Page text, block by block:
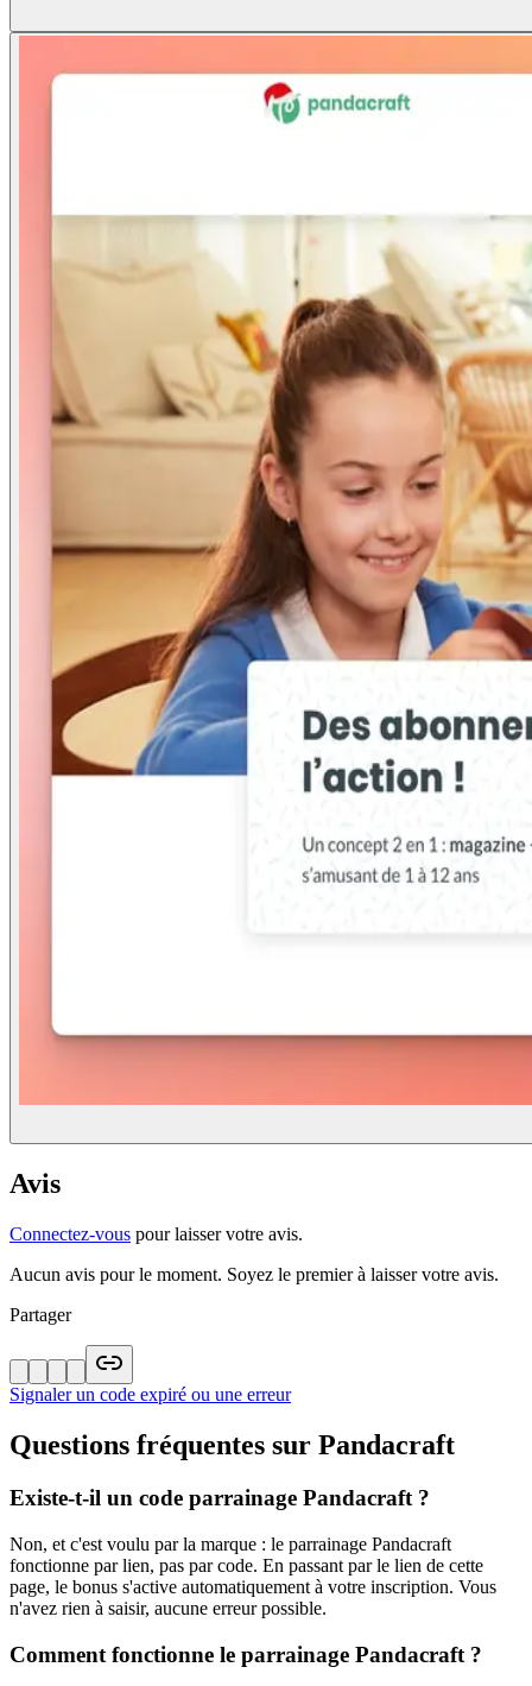
Avis
Connectez-vous pour laisser votre avis.
Aucun avis pour le moment. Soyez le premier à laisser votre avis.
Partager
Signaler un code expiré ou une erreur
Questions fréquentes sur Pandacraft
Existe-t-il un code parrainage Pandacraft ?
Non, et c'est voulu par la marque : le parrainage Pandacraft
fonctionne par lien, pas par code. En passant par le lien de cette
page, le bonus s'active automatiquement à votre inscription. Vous
n'avez rien à saisir, aucune erreur possible.
Comment fonctionne le parrainage Pandacraft ?